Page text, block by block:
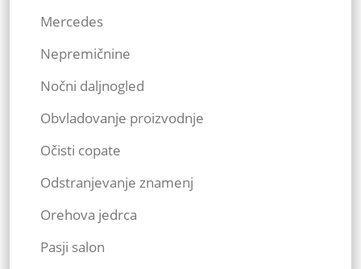
Mercedes
Nepremičnine
Nočni daljnogled
Obvladovanje proizvodnje
Očisti copate
Odstranjevanje znamenj
Orehova jedrca
Pasji salon